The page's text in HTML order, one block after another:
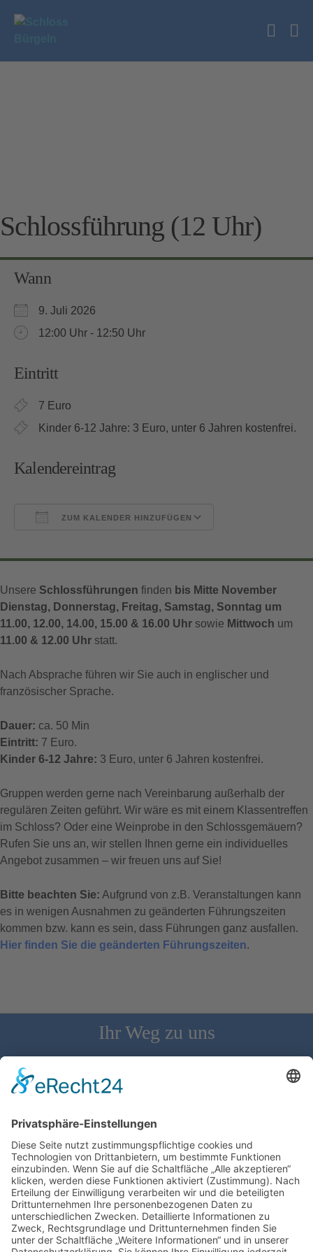
Inhalt
Schlossführung (12 Uhr)
Wann
9. Juli 2026
12:00 Uhr - 12:50 Uhr
Eintritt
7 Euro
Kinder 6-12 Jahre: 3 Euro, unter 6 Jahren kostenfrei.
Kalendereintrag
ZUM KALENDER HINZUFÜGEN
Unsere Schlossführungen finden bis Mitte November
Dienstag, Donnerstag, Freitag, Samstag, Sonntag um
11.00, 12.00, 14.00, 15.00 & 16.00 Uhr sowie Mittwoch um
11.00 & 12.00 Uhr statt.
Nach Absprache führen wir Sie auch in englischer und
französischer Sprache.
Dauer: ca. 50 Min
Eintritt: 7 Euro.
Kinder 6-12 Jahre: 3 Euro, unter 6 Jahren kostenfrei.
Gruppen werden gerne nach Vereinbarung außerhalb der
regulären Zeiten geführt. Wir wäre es mit einem Klassentreffen
im Schloss? Oder eine Weinprobe in den Schlossgemäuern?
Rufen Sie uns an, wir stellen Ihnen gerne ein individuelles
Angebot zusammen – wir freuen uns auf Sie!
Bitte beachten Sie: Aufgrund von z.B. Veranstaltungen kann
es in wenigen Ausnahmen zu geänderten Führungszeiten
kommen bzw. kann es sein, dass Führungen ganz ausfallen.
Hier finden Sie die geänderten Führungszeiten.
Ihr Weg zu uns
Schloss Bürgeln, 79418 Schliengen | Telefon: 07626/237 | E-
Mail: direktion@schlossbuergeln.de
Wir benötigen Ihre Zustimmung, um den
Google Maps-Service zu laden!
Wir verwenden einen Service eines
Drittanbieters, um Karteninhalte einzubetten.
Dieser Service kann Daten zu Ihren Aktivitäten
sammeln. Bitte lesen Sie die Details durch und
stimmen Sie der Nutzung des Service zu, um